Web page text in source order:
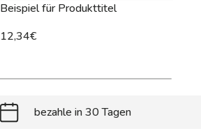
Beispiel für Produkttitel
12,34€
bezahle in 30 Tagen